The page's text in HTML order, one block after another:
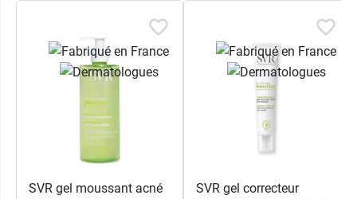
SVR gel moussant acné
SVR gel correcteur